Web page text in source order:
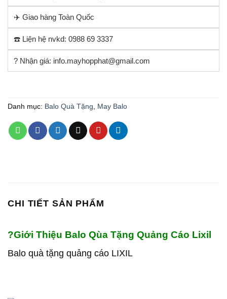
✈️ Giao hàng Toàn Quốc
☎️ Liện hệ nvkd: 0988 69 3337
? Nhận giá: info.mayhopphat@gmail.com
Danh mục: Balo Quà Tặng May Balo
CHI TIẾT SẢN PHẨM
?Giới Thiệu Balo Qùa Tặng Quảng Cáo Lixil
Balo quà tặng quảng cáo LIXIL